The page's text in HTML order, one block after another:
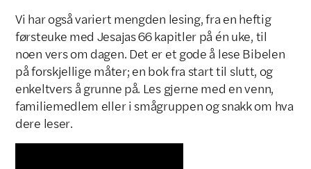
Vi har også variert mengden lesing, fra en heftig
førsteuke med Jesajas 66 kapitler på én uke, til
noen vers om dagen. Det er et gode å lese Bibelen
på forskjellige måter; en bok fra start til slutt, og
enkeltvers å grunne på. Les gjerne med en venn,
familiemedlem eller i smågruppen og snakk om hva
dere leser.